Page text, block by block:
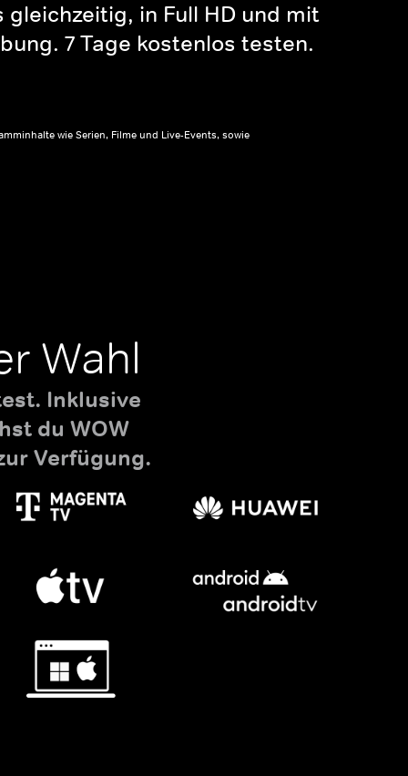
in Full HD und mit
7 Tage kostenlos testen.
wie Serien, Filme und Live-Events, sowie
Wahl
Inklusive
du WOW
Verfügung.